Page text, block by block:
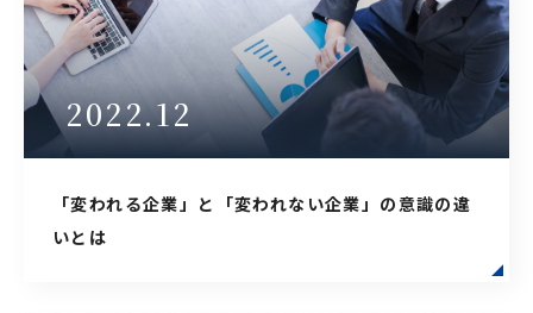
2022.12
「変われる企業」と「変われない企業」の意識の違
いとは